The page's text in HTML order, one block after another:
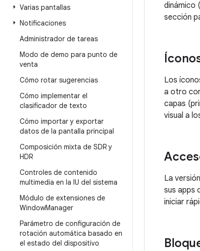
Varias pantallas
Notificaciones
Administrador de tareas
Modo de demo para punto de
venta
Cómo rotar sugerencias
Cómo implementar el
clasificador de texto
Cómo importar y exportar
datos de la pantalla principal
Composición mixta de SDR y
HDR
Controles de contenido
multimedia en la IU del sistema
Módulo de extensiones de
WindowManager
Parámetro de configuración de
rotación automática basado en
el estado del dispositivo
dinámico
sección
Los
a otro
capas
visual a
La
sus apps
iniciar